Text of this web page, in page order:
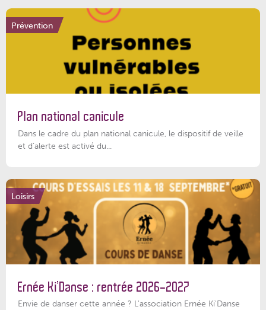
Prévention
Plan national canicule
Dans le cadre du plan national canicule, le dispositif de veille
et d’alerte est activé du...
Loisirs
Ernée Ki’Danse : rentrée 2026-2027
Envie de danser cette année ? L'association Ernée Ki'Danse